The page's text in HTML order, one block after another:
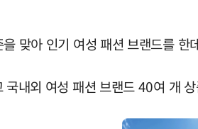
맞아 인기 여성 패션 브랜드를 한
내외 여성 패션 브랜드 40여 개